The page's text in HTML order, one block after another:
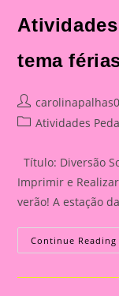
tema
Post
author:
PostAtividades
Título: Diversão
Imprimir e
verão! A estação
Continue Reading